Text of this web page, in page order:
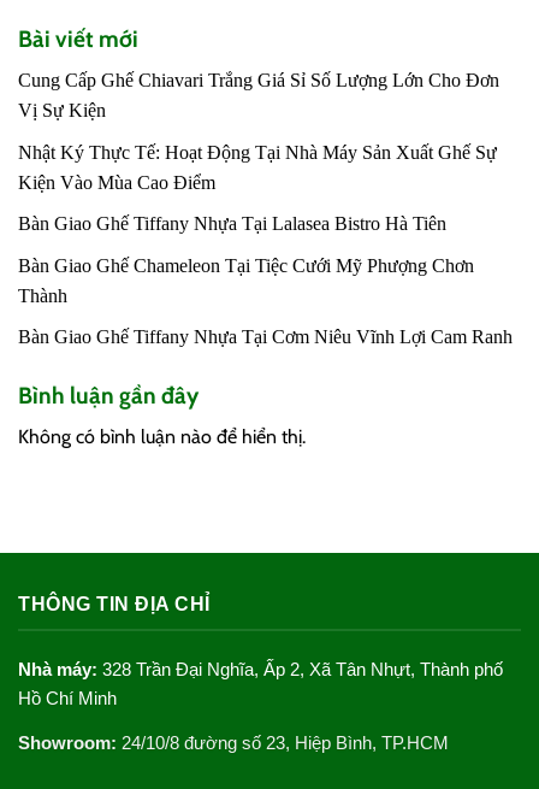
Bài viết mới
Cung Cấp Ghế Chiavari Trắng Giá Sỉ Số Lượng Lớn Cho Đơn
Vị Sự Kiện
Nhật Ký Thực Tế: Hoạt Động Tại Nhà Máy Sản Xuất Ghế Sự
Kiện Vào Mùa Cao Điểm
Bàn Giao Ghế Tiffany Nhựa Tại Lalasea Bistro Hà Tiên
Bàn Giao Ghế Chameleon Tại Tiệc Cưới Mỹ Phượng Chơn
Thành
Bàn Giao Ghế Tiffany Nhựa Tại Cơm Niêu Vĩnh Lợi Cam Ranh
Bình luận gần đây
Không có bình luận nào để hiển thị.
THÔNG TIN ĐỊA CHỈ
Nhà máy: 328 Trần Đại Nghĩa, Ấp 2, Xã Tân Nhựt, Thành phố
Hồ Chí Minh
Showroom: 24/10/8 đường số 23, Hiệp Bình, TP.HCM